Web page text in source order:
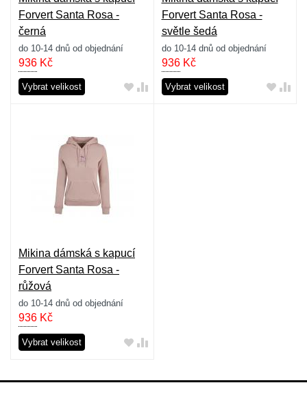
Forvert Santa Rosa -
černá
do 10-14 dnů od objednání
936 Kč
Vybrat velikost
Forvert Santa Rosa -
světle šedá
do 10-14 dnů od objednání
936Kč
Vybrat velikost
Mikina dámská s kapucí
Forvert Santa Rosa -
růžová
do 10-14 dnů od objednání
936 Kč
Vybrat velikost